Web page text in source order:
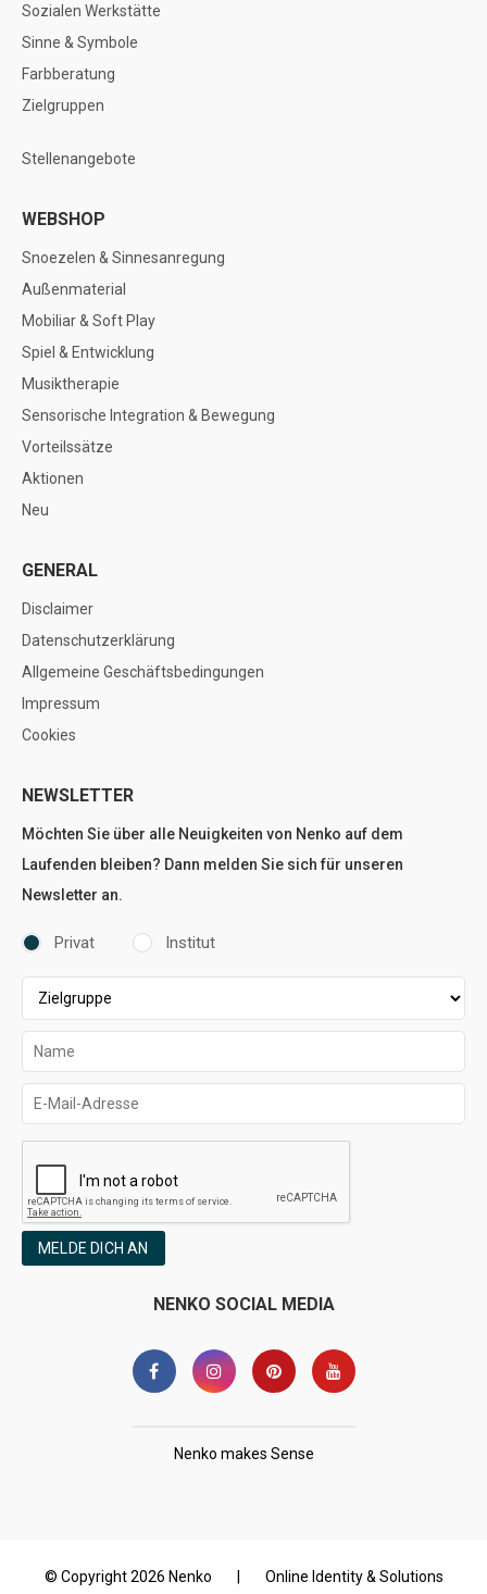
Sozialen Werkstätte
Sinne & Symbole
Farbberatung
Zielgruppen
Stellenangebote
WEBSHOP
Snoezelen & Sinnesanregung
Außenmaterial
Mobiliar & Soft Play
Spiel & Entwicklung
Musiktherapie
Sensorische Integration & Bewegung
Vorteilssätze
Aktionen
Neu
GENERAL
Disclaimer
Datenschutzerklärung
Allgemeine Geschäftsbedingungen
Impressum
Cookies
NEWSLETTER
Möchten Sie über alle Neuigkeiten von Nenko auf dem
Laufenden bleiben? Dann melden Sie sich für unseren
Newsletter an.
Privat Institut
MELDE DICH AN
NENKO SOCIAL MEDIA
Nenko makes Sense
© Copyright 2026 Nenko | Online Identity & Solutions